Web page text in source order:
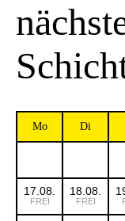
Mo Di
17.08.
FREI
18.08.
FREI